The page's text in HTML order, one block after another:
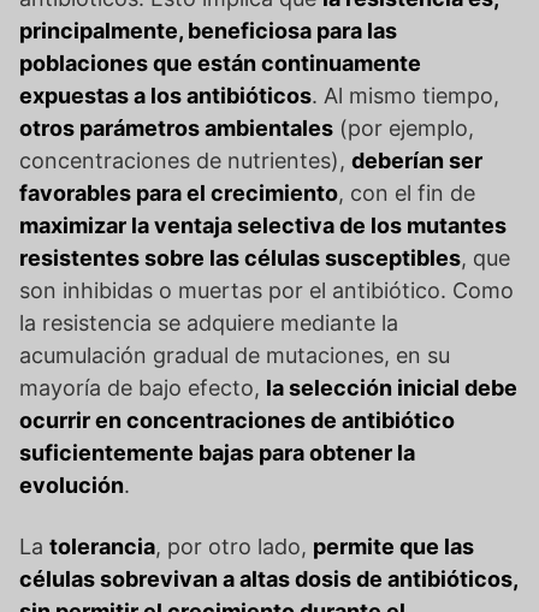
principalmente, beneficiosa para las
poblaciones que están continuamente
expuestas a los antibióticos. Al mismo tiempo,
otros parámetros ambientales (por ejemplo,
concentraciones de nutrientes), deberían ser
favorables para el crecimiento, con el fin de
maximizar la ventaja selectiva de los mutantes
resistentes sobre las células susceptibles, que
son inhibidas o muertas por el antibiótico. Como
la resistencia se adquiere mediante la
acumulación gradual de mutaciones, en su
mayoría de bajo efecto, la selección inicial debe
ocurrir en concentraciones de antibiótico
suficientemente bajas para obtener la
evolución.
La tolerancia, por otro lado, permite que las
células sobrevivan a altas dosis de antibióticos,